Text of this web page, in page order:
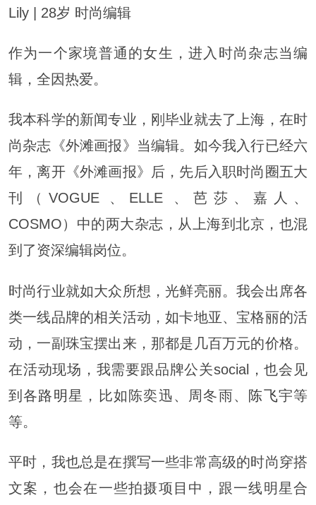
Lily | 28岁 时尚编辑
作为一个家境普通的女生，进入时尚杂志当编
辑，全因热爱。
我本科学的新闻专业，刚毕业就去了上海，在时
尚杂志《外滩画报》当编辑。如今我入行已经六
年，离开《外滩画报》后，先后入职时尚圈五大
刊（VOGUE 、ELLE 、芭莎、嘉人、
COSMO）中的两大杂志，从上海到北京，也混
到了资深编辑岗位。
时尚行业就如大众所想，光鲜亮丽。我会出席各
类一线品牌的相关活动，如卡地亚、宝格丽的活
动，一副珠宝摆出来，那都是几百万元的价格。
在活动现场，我需要跟品牌公关social，也会见
到各路明星，比如陈奕迅、周冬雨、 陈飞宇等
等。
平时，我也总是在撰写一些非常高级的时尚穿搭
文案，也会在一些拍摄项目中，跟一线明星合